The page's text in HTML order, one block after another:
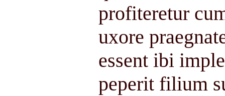
profiteretur
uxore
essent ibi
peperit filium